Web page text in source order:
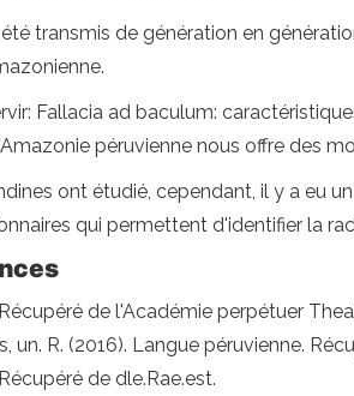
transmis de génération en
Fallacia ad baculum:
péruvienne nous offre des
ont étudié, cependant, il y a eu
qui permettent d'identifier la
de l'Académie perpétuer
un. R. (2016). Langue péruvienne.
de dle.Rae.est.